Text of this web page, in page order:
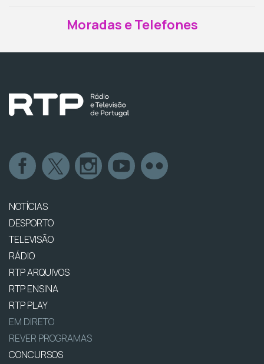
Moradas e Telefones
NOTÍCIAS
DESPORTO
TELEVISÃO
RÁDIO
RTP ARQUIVOS
RTP ENSINA
RTP PLAY
EM DIRETO
REVER PROGRAMAS
CONCURSOS